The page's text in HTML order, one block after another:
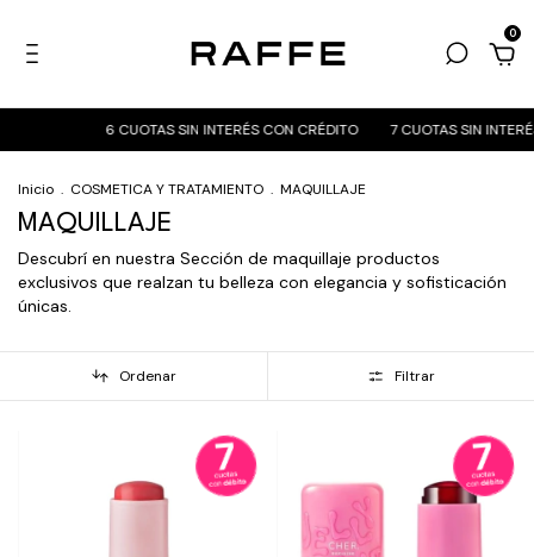
0
6 CUOTAS SIN INTERÉS CON CRÉDITO 7 CUOTAS SIN INTERÉS CON
Inicio . COSMETICA Y TRATAMIENTO . MAQUILLAJE
MAQUILLAJE
Descubrí en nuestra Sección de maquillaje productos
exclusivos que realzan tu belleza con elegancia y sofisticación
únicas.
Ordenar Filtrar